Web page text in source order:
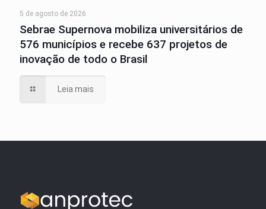
5 de agosto de 2026
Sebrae Supernova mobiliza universitários de
576 municípios e recebe 637 projetos de
inovação de todo o Brasil
Leia mais